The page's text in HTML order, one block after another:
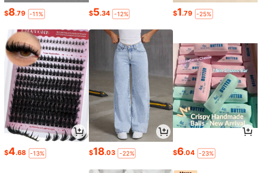
$8.79 -11% $5.34 -12% $1.79 -25%
$4.68 -13% $18.03 -22% $6.04 -23%